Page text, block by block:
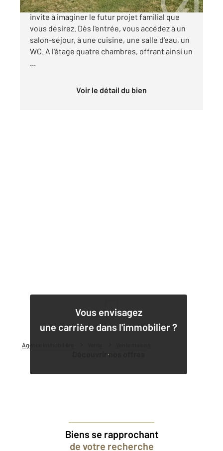
Agence immobilière
Nichée à CampagnelesHesdin, cette maison
invite à imaginer le futur projet familial que
vous désirez. Dès l'entrée, vous accédez à un
salon-séjour, à une cuisine, une salle d'eau, un
WC. A l'étage quatre chambres, offrant ainsi un
...
Voir le détail du bien
Vous envisagez
une carrière dans l'immobilier ?
Découvrir nos offres
Biens se rapprochant
de votre recherche